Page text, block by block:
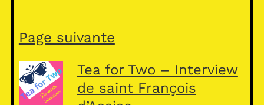
Page suivante
Tea for Two – Interview
de saint François